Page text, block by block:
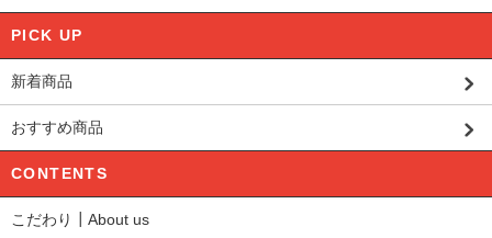
PICK UP
新着商品
おすすめ商品
CONTENTS
こだわり┃About us